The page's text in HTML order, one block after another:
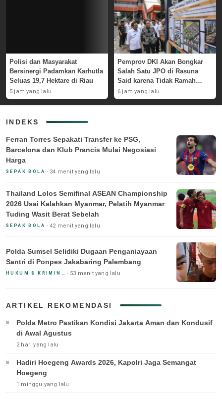
Polisi dan Masyarakat
Bersinergi Padamkan Karhutla
Seluas 19,7 Hektare di Riau
5 jam yang lalu
Pemprov DKI Akan Bongkar
Salah Satu JPO di Rasuna
Said karena Tidak Ramah
Disabilitas
6 jam yang lalu
INDEKS
Ferran Torres Sepakati Transfer ke PSG,
Barcelona dan Klub Prancis Mulai Negosiasi
Harga
SEPAK BOLA 34 menit yang lalu
Thailand Lolos Semifinal ASEAN Championship
2026 Usai Kalahkan Myanmar, Pelatih Myanmar
Tuding Wasit Berat Sebelah
SEPAK BOLA 42 menit yang lalu
Polda Sumsel Selidiki Dugaan Penganiayaan
Santri di Ponpes Jakabaring Palembang
HUKUM & KRIMINAL 53 menit yang lalu
ARTIKEL REKOMENDASI
Polda Metro Pastikan Kondisi Jakarta Aman dan Kondusif
di Awal Agustus
2 hari yang lalu
Hadiri Hoegeng Awards 2026, Kapolri Jaga Semangat
Hoegeng
1 minggu yang lalu